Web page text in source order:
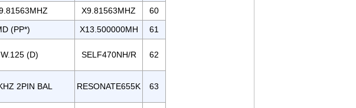
X9.81563MHZ
60
(PP*) X13.500000MH 61
(D) SELF470NH/R 62
2PIN BAL RESONATE655K 63